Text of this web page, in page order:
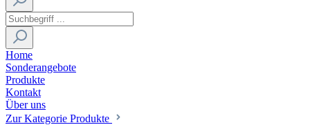
Home
Sonderangebote
Produkte
Kontakt
Über uns
Zur Kategorie Produkte